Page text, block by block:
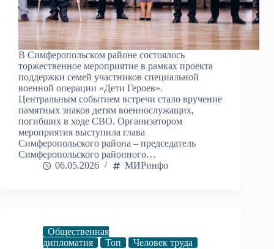
В Симферопольском районе состоялось
торжественное мероприятие в рамках проекта
поддержки семей участников специальной
военной операции «Дети Героев».
Центральным событием встречи стало вручение
памятных знаков детям военнослужащих,
погибших в ходе СВО. Организатором
мероприятия выступила глава
Симферопольского района – председатель
Симферопольского районного…
06.05.2026
МИРинфо
Общественная
дипломатия
Топ Человек труда